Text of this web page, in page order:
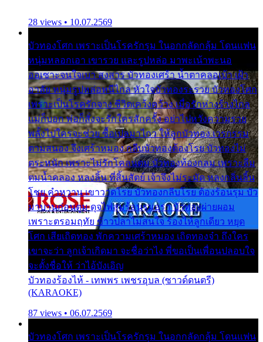
28 views • 10.07.2569
บัวทองโศก เพราะเป็นโรครักรุม ในอกกลัดกลุ้ม โดนแฟน
หนุ่มหลอกเอา เขารวย และรูปหล่อ มาพะเน้าพะนอ
ออเซาะจนใจเบา สงสาร บัวทองเศร้า น้ำตาคลอเบ้า เฝ้า
อาลัย หนุ่มรูปหล่อหนีไกล หัวใจบัวทองระรวย บัวทองโศก
เพราะเป็นโรครักจาง ชีวิตเคว้งคว้าง เมื่อรักห่างร้างไกล
แม่ก็บอก พ่อก็สั่งจะรักใครสักครั้ง อย่าไปหวังความรวย
พลั้งไปใครจะช่วย ซื้อเปลมาไกว ให้ลูกบัวทอง เวรกรรม
ตามสนอง จึงเศร้าหมอง กลีบบัวทองต้องโรย บัวทองไม่
ตระหนัก เพราะไม่รักโคลนตม บัวทองท้องกลม เพราะลืม
ตมน้ำคลอง หลงลิ้น ที่สิ้นสัตย์ เจ้าจึงไม่ระมัด หลงกลิ่นลิ้น
โชย คำหวาน เขาวาดโรย บัวทองกลีบโรย ต้องร้อนรุม บัว
มาบานก่อนตูม ดุจไฟสุมร้อนรุมอุรา บัวทองผ่ายผอม
เพราะตรอมฤทัย ข้าวปลาไม่สนใจ ร้องไห้ลูกเดียว หยุด
โศก เสียเถิดทอง พักความเศร้าหมอง เถิดทองจ๋า ถึงใคร
เขาจะว่า ลูกเจ้าเกิดมา จะชื่อว่าไง พี่ขอเป็นเพื่อนปลอบใจ
จะตั้งชื่อให้ ว่าไอ้บังเอิญ
บัวทองร้องไห้ - เทพพร เพชรอุบล (ซาวด์ดนตรี)
(KARAOKE)
87 views • 06.07.2569
บัวทองโศก เพราะเป็นโรครักรุม ในอกกลัดกลุ้ม โดนแฟน